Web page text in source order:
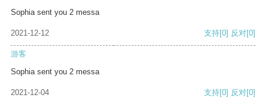
Sophia sent you 2 messa
2021-12-12 支持[0] 反对[0]
游客
Sophia sent you 2 messa
2021-12-04 支持[0] 反对[0]